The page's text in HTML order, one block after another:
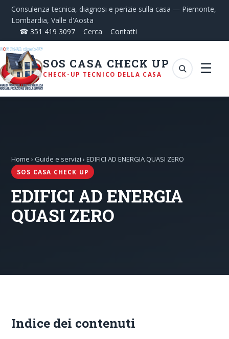
Consulenza tecnica, diagnosi e perizie sulla casa — Piemonte,
Lombardia, Valle d'Aosta
☎ 351 419 3097
Cerca Contatti
SOS CASA CHECK UP
CHECK-UP TECNICO DELLA CASA ☰
Home › Guide e servizi › EDIFICI AD ENERGIA QUASI ZERO
SOS CASA CHECK UP
EDIFICI AD ENERGIA
QUASI ZERO
Indice dei contenuti